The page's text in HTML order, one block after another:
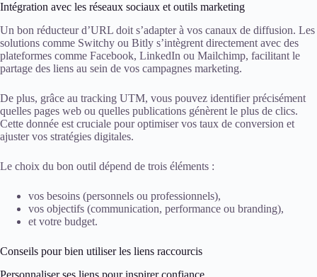
Intégration avec les réseaux sociaux et outils marketing
Un bon réducteur d’URL doit s’adapter à vos canaux de diffusion. Les
solutions comme Switchy ou Bitly s’intègrent directement avec des
plateformes comme Facebook, LinkedIn ou Mailchimp, facilitant le
partage des liens au sein de vos campagnes marketing.
De plus, grâce au tracking UTM, vous pouvez identifier précisément
quelles pages web ou quelles publications génèrent le plus de clics.
Cette donnée est cruciale pour optimiser vos taux de conversion et
ajuster vos stratégies digitales.
Le choix du bon outil dépend de trois éléments :
vos besoins (personnels ou professionnels),
vos objectifs (communication, performance ou branding),
et votre budget.
Conseils pour bien utiliser les liens raccourcis
Personnaliser ses liens pour inspirer confiance